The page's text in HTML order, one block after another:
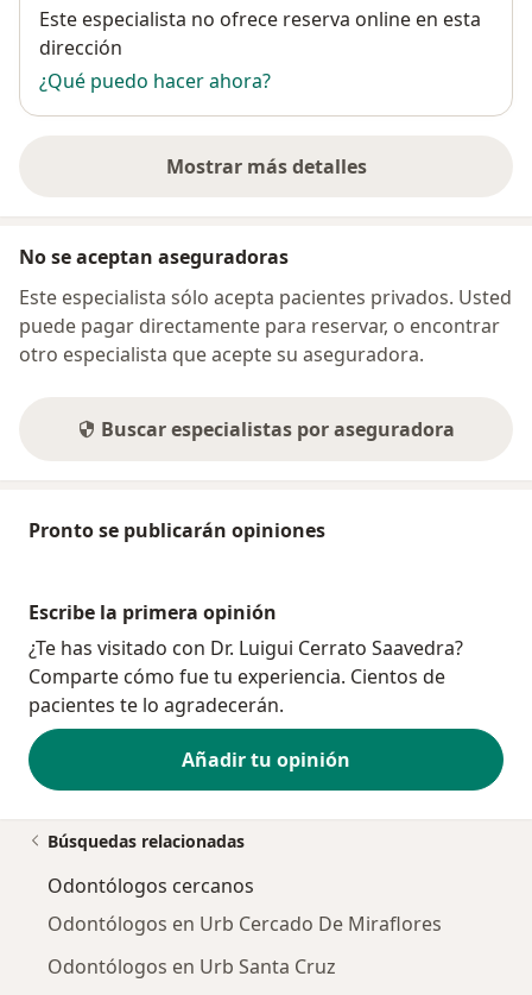
Disponibilidad
Este especialista no ofrece reserva online en esta
dirección
¿Qué puedo hacer ahora?
Mostrar más detalles
sobre la dirección
No se aceptan aseguradoras
Este especialista sólo acepta pacientes privados. Usted
puede pagar directamente para reservar, o encontrar
otro especialista que acepte su aseguradora.
Buscar especialistas por aseguradora
Pronto se publicarán opiniones
Escribe la primera opinión
¿Te has visitado con Dr. Luigui Cerrato Saavedra?
Comparte cómo fue tu experiencia. Cientos de
pacientes te lo agradecerán.
Añadir tu opinión
Búsquedas relacionadas
Odontólogos cercanos
Odontólogos en Urb Cercado De Miraflores
Odontólogos en Urb Santa Cruz